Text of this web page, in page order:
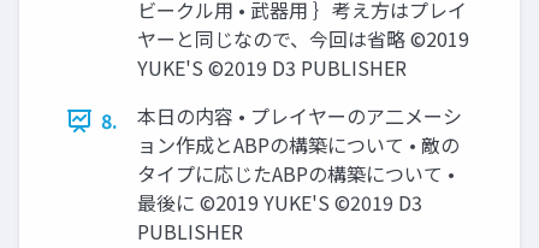
ビークル用 • 武器用 ｝考え方はプレイ
ヤーと同じなので、今回は省略 ©2019
YUKE'S ©2019 D3 PUBLISHER
8.
本日の内容 • プレイヤーのア二メーシ
ョン作成とABPの構築について • 敵の
タイプに応じたABPの構築について •
最後に ©2019 YUKE'S ©2019 D3
PUBLISHER